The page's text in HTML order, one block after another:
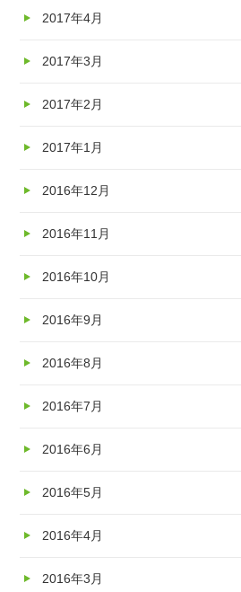
2017年4月
2017年3月
2017年2月
2017年1月
2016年12月
2016年11月
2016年10月
2016年9月
2016年8月
2016年7月
2016年6月
2016年5月
2016年4月
2016年3月